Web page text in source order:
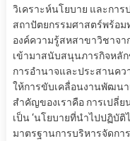
วิเคราะห์นโยบาย และกา
สถาปัตยกรรมศาสตร์พร้อม
องค์ความรู้สหสาขาวิชาจ
เข้ามาสนับสนุนภารกิจหลั
การอำนาจและประสานคว
ให้การขับเคลื่อนงานพัฒนา
สำคัญของเราคือ การเปลี่
เป็น ‘นโยบายที่นำไปปฏิบัติ
มาตรฐานการบริหารจัดกา